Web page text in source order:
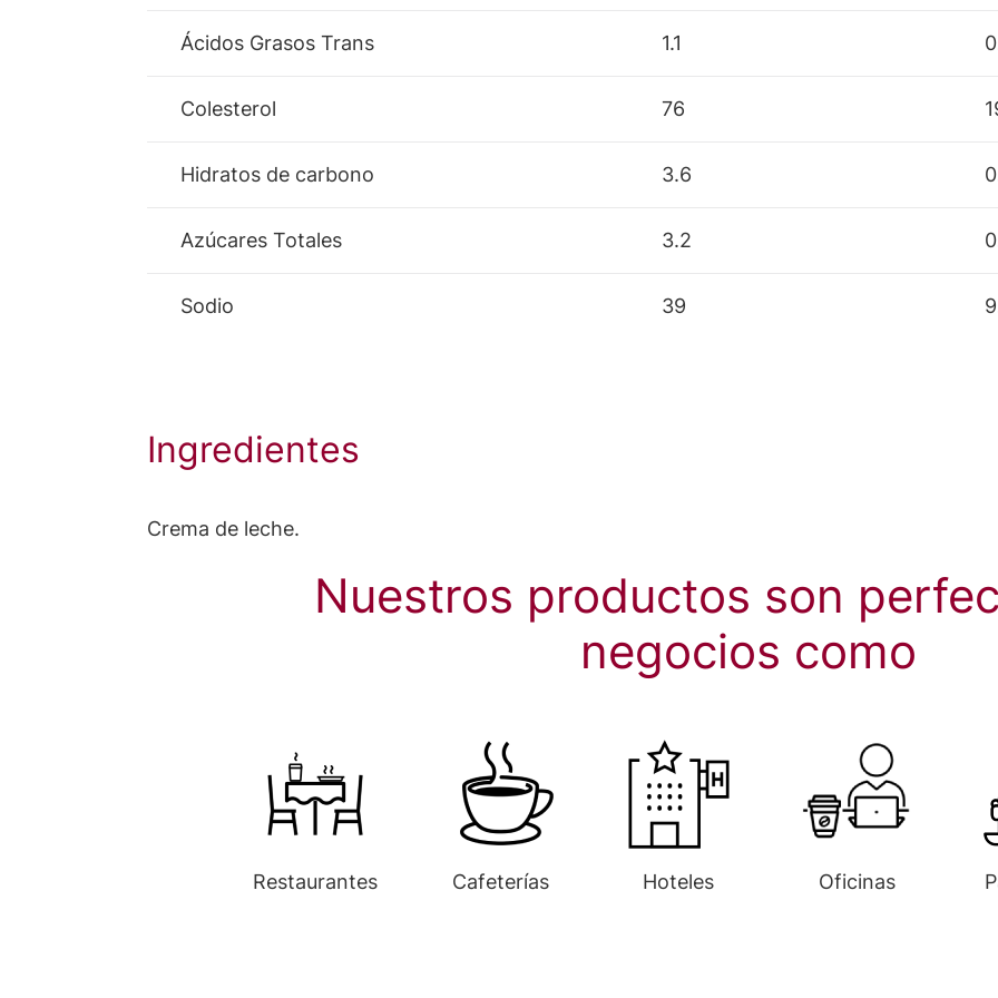
Ácidos Grasos Trans 1.1
Colesterol 76
Hidratos de carbono 3.6
Azúcares Totales 3.2
Sodio 39
Ingredientes
Crema de leche.
Nuestros productos son
negocios como
Restaurantes Cafeterías Hoteles Oficinas